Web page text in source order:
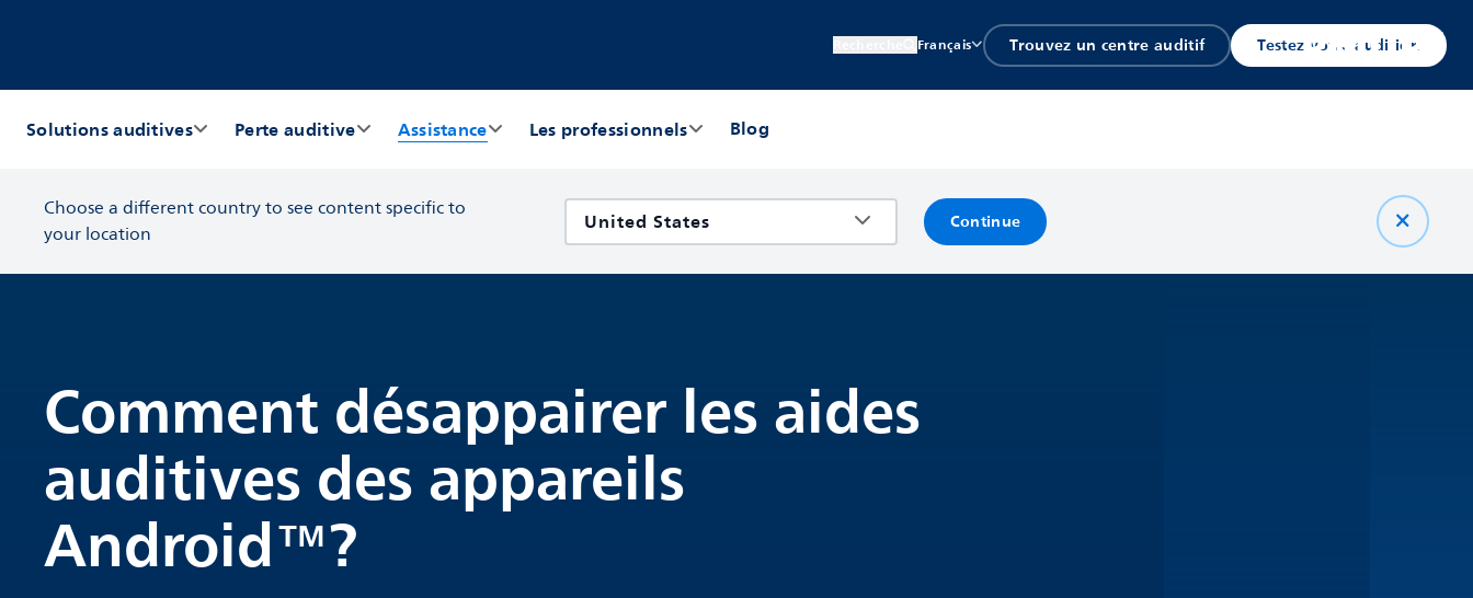
Français Trouvez un centre auditif Testez votre audition
Solutions auditives Perte auditive Assistance Les professionnels Blog
Choose a different country to see content specific to
your location
Continue
Comment désappairer les aides
auditives des appareils
Android™?